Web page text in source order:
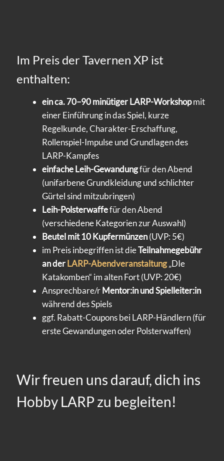
Im Preis der Tavernen XP ist
enthalten:
ein ca. 70–90 minütiger LARP-Workshopmit
einer Einführung in das Spiel, kurze
Regelkunde, Charakter-Erschaffung,
Rollenspiel-Impulse und Grundlagen des
LARP-Kampfes
einfache Leih-Gewandungfür den Abend
(unifarbene Grundkleidung und schlichter
Gürtel sind mitzubringen)
Leih-Polsterwaffefür den Abend
(verschiedene Kategorien zur Auswahl)
Beutel mit 10 Kupfermünzen(UVP: 5€)
im Preis inbegriffen ist dieTeilnahmegebühr
an derLARP-Abendveranstaltung„DIe
Katakomben“ im alten Fort (UVP: 20€)
Ansprechbare/rMentor:in und Spielleiter:in
während des Spiels
ggf. Rabatt-Coupons bei LARP-Händlern (für
erste Gewandungen oder Polsterwaffen)
Wir freuen uns darauf, dich ins
Hobby LARP zu begleiten!